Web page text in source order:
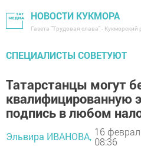
НОВОСТИ КУКМОРА
Газета "Трудовая слава" - Кукморский
СПЕЦИАЛИСТЫ СОВЕТУЮТ
Татарстанцы могут
квалифицированную
подпись в любом
Эльвира ИВАНОВА, 16
08:36